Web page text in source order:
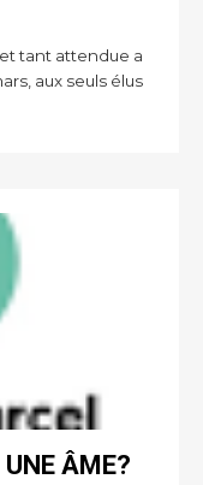
tant attendue a
aux seuls élus
ÂME?